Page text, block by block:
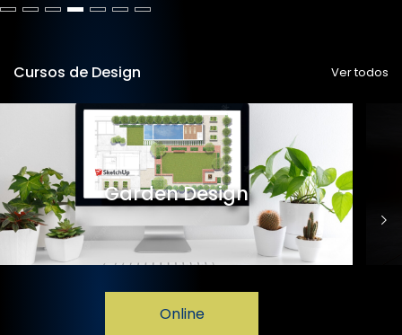
Cursos de Design Ver todos
Garden Design
Online